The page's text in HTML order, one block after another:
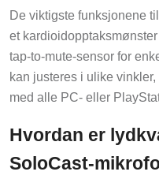
De viktigste funksjonene
et
tap-to-mute-sensor for
kan justeres i ulike
med alle PC- eller
Hvordan er
SoloCast-